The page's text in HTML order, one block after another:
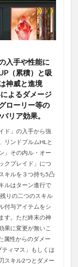
入手や性能に
（累積）と吸
神威と進境
よるダメージ
ローリー等の
リア効果。
ド」の入手から強
リンドブルムHLと
」その内ル・オー
クブレイド」につ
キルを３つ持ち5凸
ルはターン進行で
りの二つのスキル
付与アイテムをシ
す。ただ終末の神
果に変更が無いこ
属性からのダメー
ィマス」もしくは
スキル2つとダメー